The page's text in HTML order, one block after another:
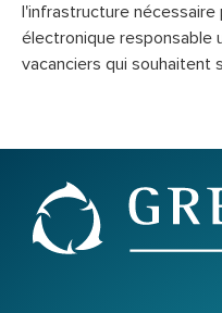
l'infrastructure
électronique responsable
vacanciers qui souhaitent